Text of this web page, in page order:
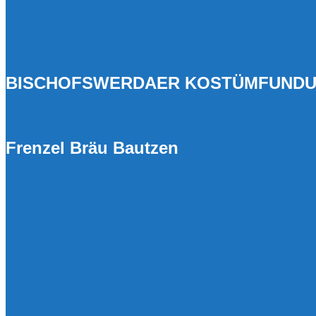
BISCHOFSWERDAER
Frenzel Bräu Bautzen